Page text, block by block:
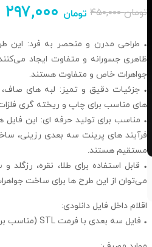
۴۵۰,۰۰۰تومان ۲۹۷,۰۰۰ تومان
• طراحی مدرن و منحصر به‌ فرد: این
ظاهری جسورانه و متفاوت ایجاد
جواهرات خاص و متفاوت هستند.
• جزئیات دقیق و تمیز: لبه‌ های
های مناسب برای چاپ و ریخته‌ گری
• مناسب برای تولید حرفه‌ ای: این فایل‌
فرآیند های پرینت سه‌ بعدی رزینی،
مستقیم هستند.
• قابل استفاده برای طلا، نقره،
می‌توان از این طرح‌ ها برای ساخت
اقلام داخل فایل دانلودی:
• فایل سه‌ بعدی با فرمت STL (مناسب برای پرینت رزینی)